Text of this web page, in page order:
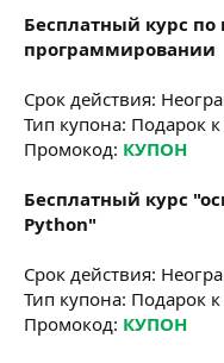
Бесплатный курс
программировании
Срок действия:
Тип купона: Подарок к
Промокод: КУПОН
Бесплатный курс
Python"
Срок действия:
Тип купона: Подарок к
Промокод: КУПОН